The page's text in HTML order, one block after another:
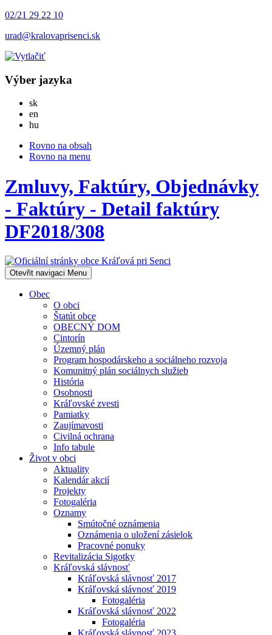
02/21 29 22 10
urad@kralovaprisenci.sk
Výber jazyka
skSlovensky
en
hu
Rovno na obsah
Rovno na menu
Zmluvy, Faktúry, Objednávky
- Faktúry - Detail faktúry
DF2018/308
Otevřit navigaci Menu
Obec
O obci
Štatút obce
OBECNÝ DOM
Cintorín
Územný plán
Program hospodárskeho a sociálneho rozvoja
Komunitný plán sociálnych služieb
História
Osobnosti
Kráľovské zvesti
Pamiatky
Zaujímavosti
Civilná ochrana
Info tabule
Život v obci
Aktuality
Kalendár akcií
Projekty
Fotogaléria
Oznamy
Smútočné oznámenia
Oznámenia o uložení zásielok
Pracovné ponuky
Revitalizácia Sigotky
Kráľovská slávnosť
Kráľovská slávnosť 2017
Kráľovská slávnosť 2019
Fotogaléria
Kráľovská slávnosť 2022
Fotogaléria